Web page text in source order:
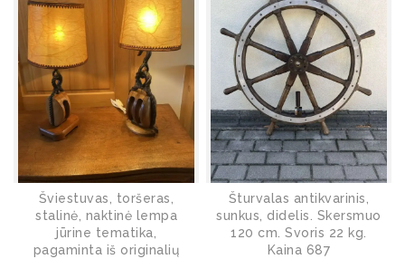
Šviestuvas, toršeras,
stalinė, naktinė lempa
jūrine tematika,
pagaminta iš originalių
Šturvalas antikvarinis,
sunkus, didelis. Skersmuo
120 cm. Svoris 22 kg.
Kaina 687